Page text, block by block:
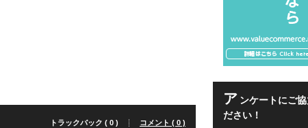
トラックバック ( 0 ) コメント ( 0 )
ア ンケートにご
ださい！